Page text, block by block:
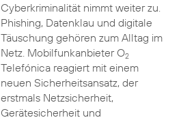
Cyberkriminalität nimmt weiter zu.
Phishing, Datenklau und digitale
Täuschung gehören zum Alltag im
Netz. Mobilfunkanbieter O2
Telefónica reagiert mit einem
neuen Sicherheitsansatz, der
erstmals Netzsicherheit,
Gerätesicherheit und